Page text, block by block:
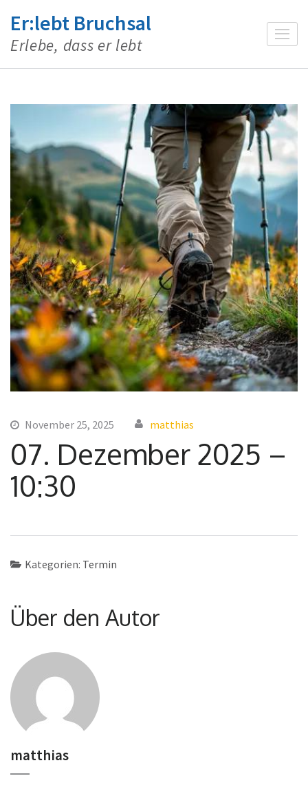
Inhalt
springen
Er:lebt Bruchsal
Erlebe, dass er lebt
November 25, 2025 matthias
07. Dezember 2025 –
10:30
Kategorien: Termin
Über den Autor
matthias